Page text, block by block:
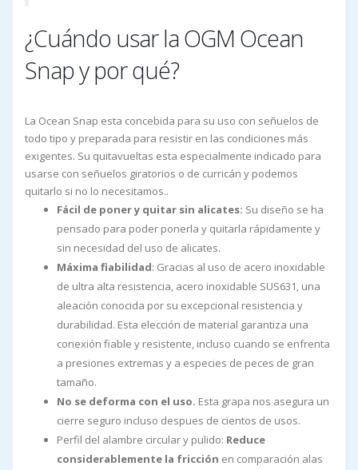
¿Cuándo usar la OGM Ocean
Snap y por qué?
La Ocean Snap esta concebida para su uso con señuelos de
todo tipo y preparada para resistir en las condiciones más
exigentes. Su quitavueltas esta especialmente indicado para
usarse con señuelos giratorios o de curricán y podemos
quitarlo si no lo necesitamos..
Fácil de poner y quitar sin alicates: Su diseño se ha
pensado para poder ponerla y quitarla rápidamente y
sin necesidad del uso de alicates.
Máxima fiabilidad: Gracias al uso de acero inoxidable
de ultra alta resistencia, acero inoxidable SUS631, una
aleación conocida por su excepcional resistencia y
durabilidad. Esta elección de material garantiza una
conexión fiable y resistente, incluso cuando se enfrenta
a presiones extremas y a especies de peces de gran
tamaño.
No se deforma con el uso. Esta grapa nos asegura un
cierre seguro incluso despues de cientos de usos.
Perfil del alambre circular y pulido: Reduce
considerablemente la fricción en comparación alas